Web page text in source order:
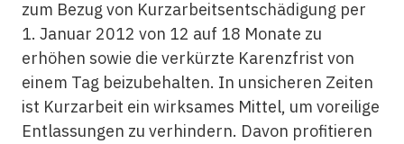
zum Bezug von Kurzarbeitsentschädigung per
1. Januar 2012 von 12 auf 18 Monate zu
erhöhen sowie die verkürzte Karenzfrist von
einem Tag beizubehalten. In unsicheren Zeiten
ist Kurzarbeit ein wirksames Mittel, um voreilige
Entlassungen zu verhindern. Davon profitieren